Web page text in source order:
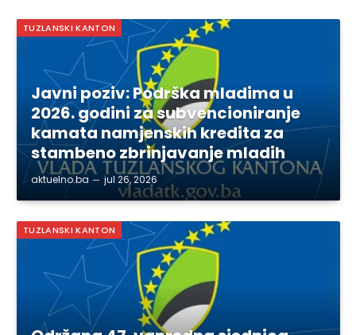
TUZLANSKI KANTON
Javni poziv: Podrška mladima u
2026. godini za subvencioniranje
kamata namjenskih kredita za
stambeno zbrinjavanje mladih
aktuelno.ba jul 26, 2026
TUZLANSKI KANTON